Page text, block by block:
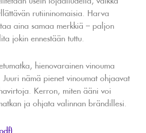
rutiininomaisia. Harva
aina samaa merkkiä – paljon
jokin ennestään tuttu.
hienovarainen vinouma
Juuri nämä pienet vinoumat ohjaavat
Kerron, miten ääni voi
ja ohjata valinnan brändillesi.